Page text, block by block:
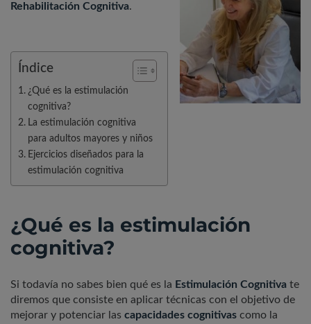
Rehabilitación Cognitiva.
Índice
¿Qué es la estimulación
cognitiva?
La estimulación cognitiva
para adultos mayores y niños
Ejercicios diseñados para la
estimulación cognitiva
¿Qué es la estimulación
cognitiva?
Si todavía no sabes bien qué es la Estimulación Cognitiva te
diremos que consiste en aplicar técnicas con el objetivo de
mejorar y potenciar las capacidades cognitivas como la